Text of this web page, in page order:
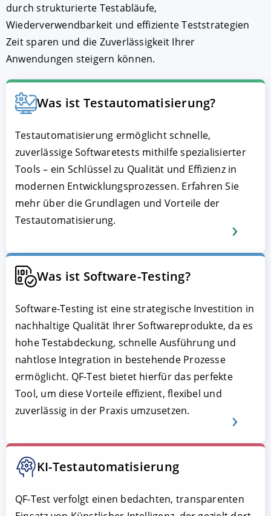
durch strukturierte Testabläufe,
Wiederverwendbarkeit und effiziente Teststrategien
Zeit sparen und die Zuverlässigkeit Ihrer
Anwendungen steigern können.
Was ist Testautomatisierung?
Testautomatisierung ermöglicht schnelle,
zuverlässige Softwaretests mithilfe spezialisierter
Tools – ein Schlüssel zu Qualität und Effizienz in
modernen Entwicklungsprozessen. Erfahren Sie
mehr über die Grundlagen und Vorteile der
Testautomatisierung.
Was ist Software-Testing?
Software-Testing ist eine strategische Investition in
nachhaltige Qualität Ihrer Softwareprodukte, da es
hohe Testabdeckung, schnelle Ausführung und
nahtlose Integration in bestehende Prozesse
ermöglicht. QF-Test bietet hierfür das perfekte
Tool, um diese Vorteile effizient, flexibel und
zuverlässig in der Praxis umzusetzen.
KI-Testautomatisierung
QF-Test verfolgt einen bedachten, transparenten